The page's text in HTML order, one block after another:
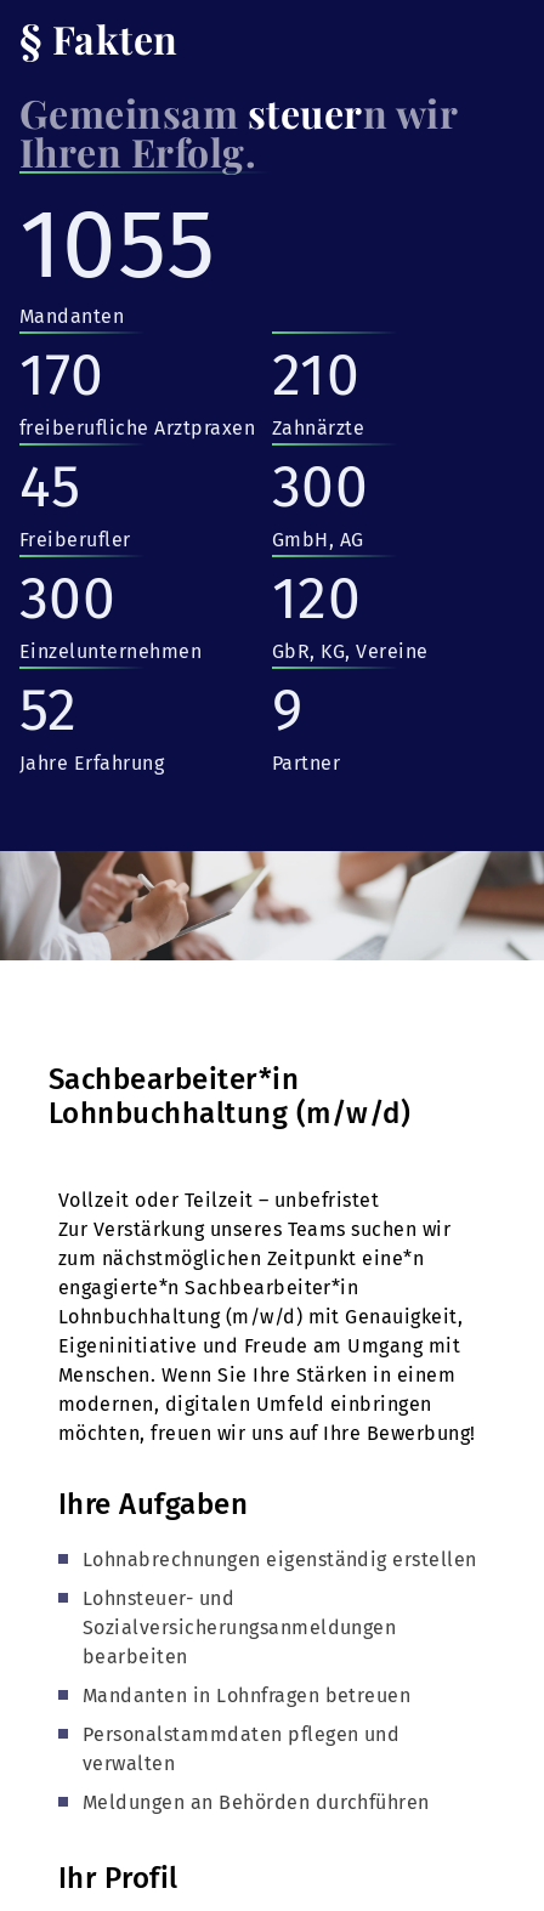
§ Fakten
Gemeinsam steuern wir
Ihren Erfolg.
1055
Mandanten
170
freiberufliche Arztpraxen
210
Zahnärzte
45
Freiberufler
300
GmbH, AG
300
Einzelunternehmen
120
GbR, KG, Vereine
52
Jahre Erfahrung
9
Partner
Sachbearbeiter*in
Lohnbuchhaltung (m/w/d)
Vollzeit oder Teilzeit – unbefristet
Zur Verstärkung unseres Teams suchen wir
zum nächstmöglichen Zeitpunkt eine*n
engagierte*n Sachbearbeiter*in
Lohnbuchhaltung (m/w/d) mit Genauigkeit,
Eigeninitiative und Freude am Umgang mit
Menschen. Wenn Sie Ihre Stärken in einem
modernen, digitalen Umfeld einbringen
möchten, freuen wir uns auf Ihre Bewerbung!
Ihre Aufgaben
Lohnabrechnungen eigenständig erstellen
Lohnsteuer- und
Sozialversicherungsanmeldungen
bearbeiten
Mandanten in Lohnfragen betreuen
Personalstammdaten pflegen und
verwalten
Meldungen an Behörden durchführen
Ihr Profil